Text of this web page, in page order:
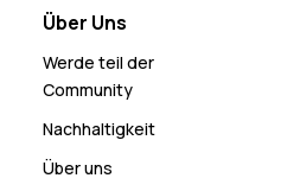
Über Uns
Werde teil der
Community
Nachhaltigkeit
Über uns